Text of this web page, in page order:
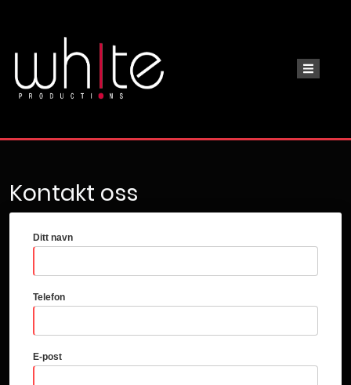
Kontakt oss
Ditt navn
Telefon
E-post